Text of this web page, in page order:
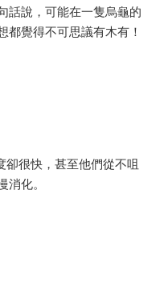
話說，可能在一隻烏龜的
都覺得不可思議有木有！
很快，甚至他們從不咀
化。